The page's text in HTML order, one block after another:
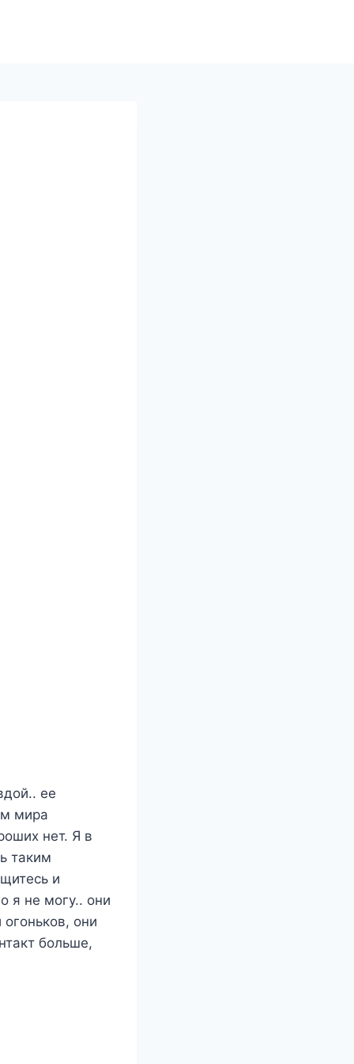
ее
мира
нет. Я в
таким
и
я не могу.. они
они
больше,